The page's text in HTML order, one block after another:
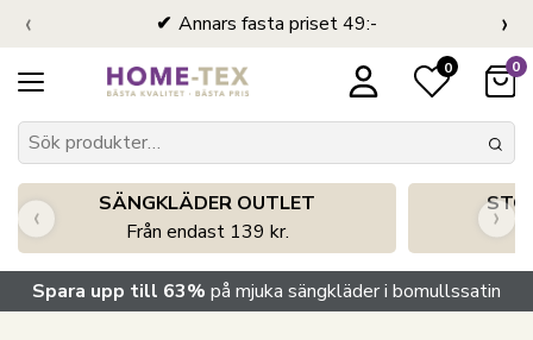
Annars fasta priset 49:-
‹ ›
0 0
SÄNGKLÄDER OUTLET
Från endast 139 kr.
‹ ›
Spara upp till 63% på mjuka sängkläder i bomullssatin